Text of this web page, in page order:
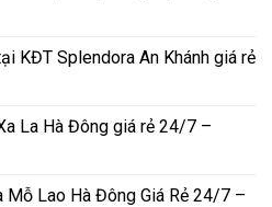
KĐT Splendora An Khánh giá rẻ
La Hà Đông giá rẻ 24/7 –
Mỗ Lao Hà Đông Giá Rẻ 24/7 –